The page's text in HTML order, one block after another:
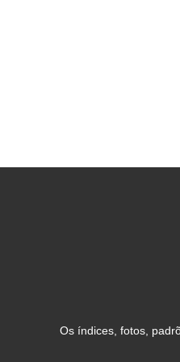
Os índices, fotos,